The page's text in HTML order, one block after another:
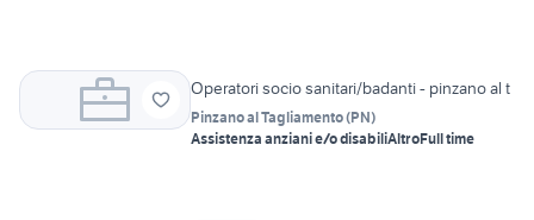
Operatori socio sanitari/badanti - pinzano al t
Pinzano al Tagliamento(PN)
Assistenza anziani e/o disabiliAltroFull time